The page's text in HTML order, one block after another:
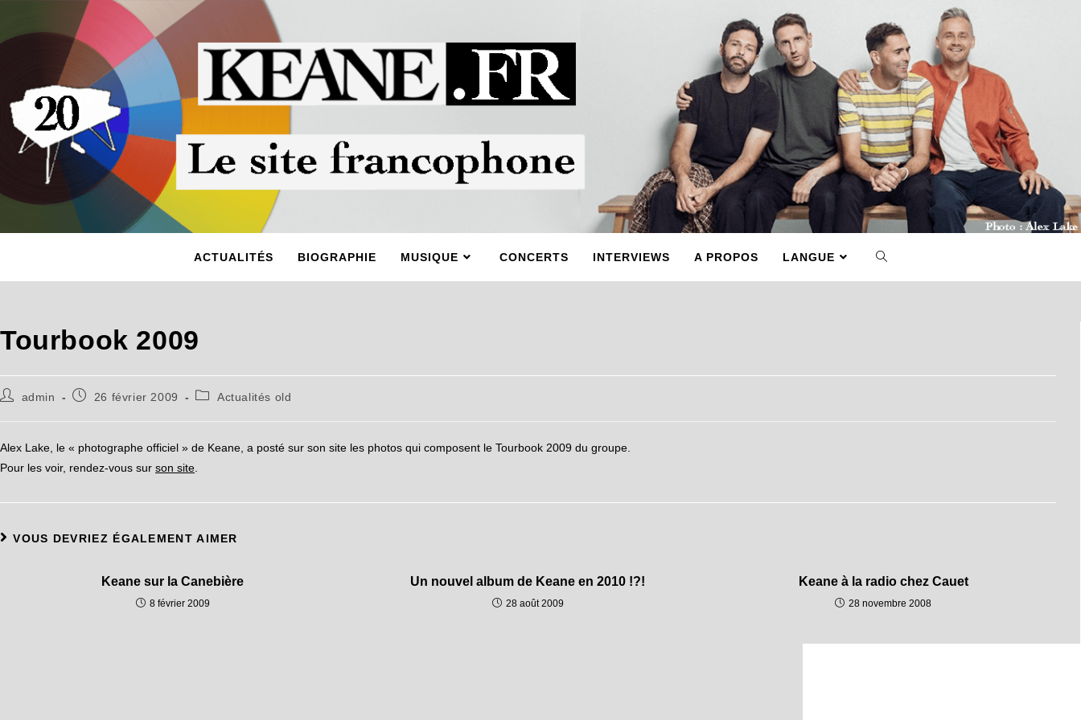
ACTUALITÉS BIOGRAPHIE MUSIQUE CONCERTS INTERVIEWS A PROPOS LANGUE
Tourbook 2009
admin 26 février 2009 Actualités old
Alex Lake, le « photographe officiel » de Keane, a posté sur son site les photos qui composent le Tourbook 2009 du groupe.
Pour les voir, rendez-vous sur son site
VOUS DEVRIEZ ÉGALEMENT AIMER
Keane sur la Canebière
8 février 2009
Un nouvel album de Keane en 2010 !?!
28 août 2009
Keane à la radio chez Cauet
28 novembre 2008